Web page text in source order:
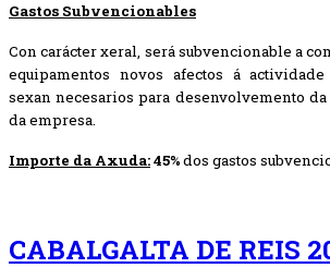
Gastos Subvencionables
Con carácter xeral, será subvencionable a
equipamentos novos afectos á
sexan necesarios para desenvolvemento
da empresa.
Importe da Axuda:45%dos gastos
CABALGALTA DE REIS